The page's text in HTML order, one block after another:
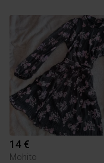
14 €
Mohito